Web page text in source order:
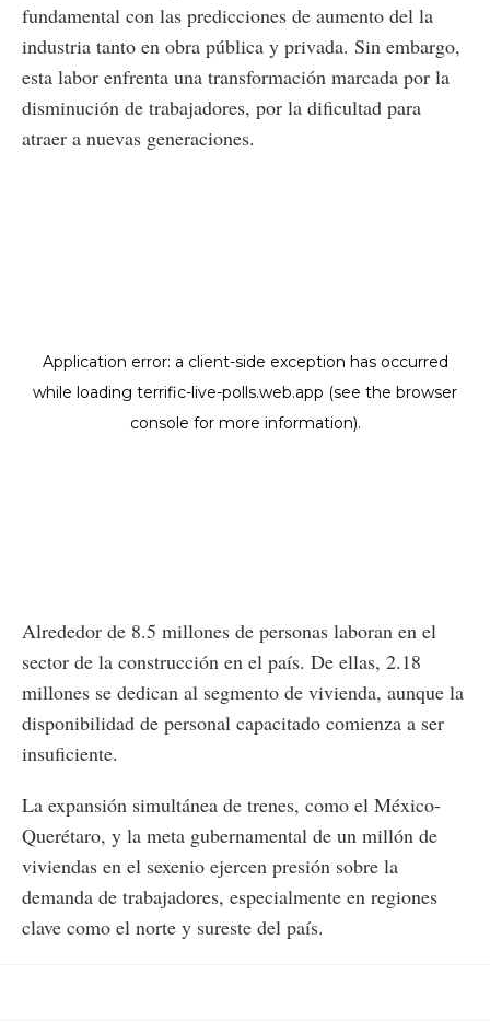
fundamental con las predicciones de aumento del la
industria tanto en obra pública y privada. Sin embargo,
esta labor enfrenta una transformación marcada por la
disminución de trabajadores, por la dificultad para
atraer a nuevas generaciones.
Alrededor de 8.5 millones de personas laboran en el
sector de la construcción en el país. De ellas, 2.18
millones se dedican al segmento de vivienda, aunque la
disponibilidad de personal capacitado comienza a ser
insuficiente.
La expansión simultánea de trenes, como el México-
Querétaro, y la meta gubernamental de un millón de
viviendas en el sexenio ejercen presión sobre la
demanda de trabajadores, especialmente en regiones
clave como el norte y sureste del país.